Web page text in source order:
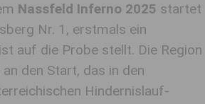
Nassfeld Inferno 2025 startet
Nr. 1, erstmals ein
auf die Probe stellt. Die Region
den Start, das in den
Hindernislauf-